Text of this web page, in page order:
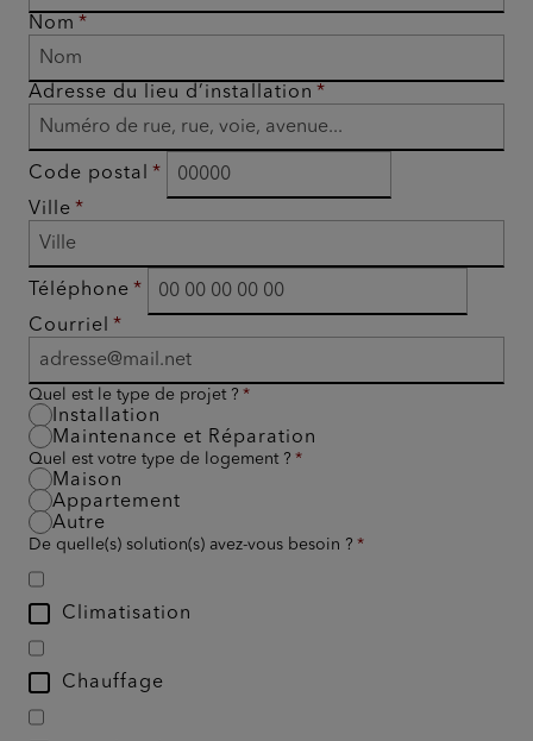
Nom
Adresse du lieu d’installation
Code postal
Ville
Téléphone
Courriel
Quel est le type de projet ?
Installation
Maintenance et Réparation
Quel est votre type de logement ?
Maison
Appartement
Autre
De quelle(s) solution(s) avez-vous besoin ?
Climatisation
Chauffage